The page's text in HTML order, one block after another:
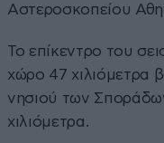
Αστεροσκοπείου
Το επίκεντρο του
χώρο 47 χιλιόμετρα
νησιού των
χιλιόμετρα.